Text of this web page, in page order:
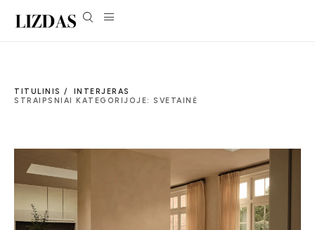
TITULINIS /
INTERJERAS
STRAIPSNIAI KATEGORIJOJE: SVETAINĖ